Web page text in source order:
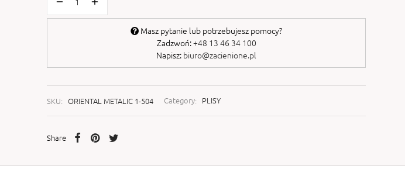
Masz pytanie lub potrzebujesz pomocy?
Zadzwoń:+48 13 46 34 100
Napisz: biuro@zacienione.pl
SKU: ORIENTAL METALIC 1-504 Category: PLISY
Share